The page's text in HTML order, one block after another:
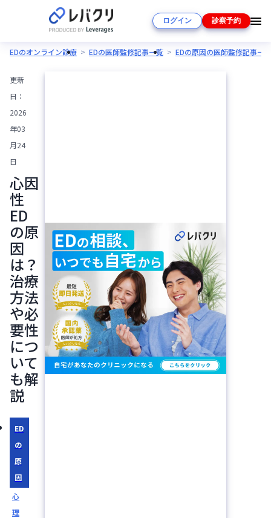
ログイン 診察予約
EDのオンライン診療 EDの医師監修記事一覧 EDの原因の医師監修記事一覧
更新
日：
2026
年03
月24
日
心因
性
ED
の原
因
は？
治療
方法
や必
要性
につ
いて
も解
説
ED
の
原
因
心
理